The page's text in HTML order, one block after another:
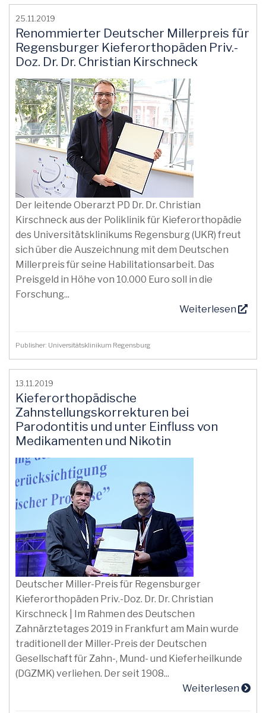
25.11.2019
Renommierter Deutscher Millerpreis für
Regensburger Kieferorthopäden Priv.-
Doz. Dr. Dr. Christian Kirschneck
Der leitende Oberarzt PD Dr. Dr. Christian
Kirschneck aus der Poliklinik für Kieferorthopädie
des Universitätsklinikums Regensburg (UKR) freut
sich über die Auszeichnung mit dem Deutschen
Millerpreis für seine Habilitationsarbeit. Das
Preisgeld in Höhe von 10.000 Euro soll in die
Forschung...
Weiterlesen
Publisher: Universitätsklinikum Regensburg
13.11.2019
Kieferorthopädische
Zahnstellungskorrekturen bei
Parodontitis und unter Einfluss von
Medikamenten und Nikotin
Deutscher Miller-Preis für Regensburger
Kieferorthopäden Priv.-Doz. Dr. Dr. Christian
Kirschneck | Im Rahmen des Deutschen
Zahnärztetages 2019 in Frankfurt am Main wurde
traditionell der Miller-Preis der Deutschen
Gesellschaft für Zahn-, Mund- und Kieferheilkunde
(DGZMK) verliehen. Der seit 1908...
Weiterlesen